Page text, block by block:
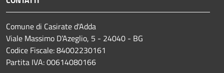
Comune di Casirate d'Adda
Viale Massimo D’Azeglio, 5 - 24040 - BG
Codice Fiscale: 84002230161
Partita IVA: 00614080166